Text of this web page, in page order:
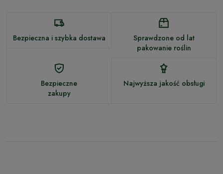
Bezpieczna i szybka dostawa
Sprawdzone od lat
pakowanie roślin
Bezpieczne
zakupy
Najwyższa jakość obsługi